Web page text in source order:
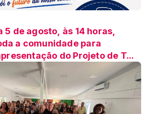
5 de agosto, às 14 horas,
a comunidade para
do Projeto de T...